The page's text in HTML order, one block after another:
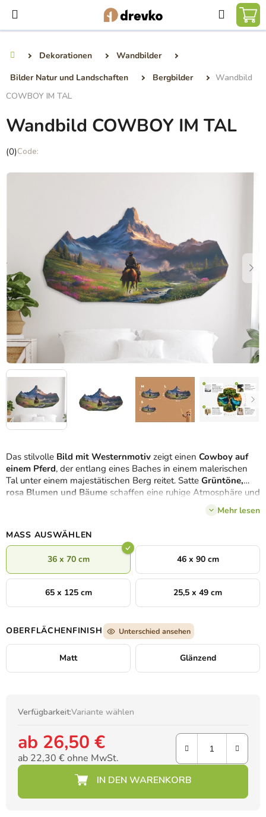
Inhalt
springen
Suchen
Dekorationen
Wandbilder
Bilder Natur und Landschaften
Bergbilder
Wandbild
COWBOY IM TAL
Das stilvolle Bild mit Westernmotiv zeigt einen Cowboy auf
einem Pferd, der entlang eines Baches in einem malerischen
Tal unter einem majestätischen Berg reitet. Satte Grüntöne,
rosa Blumen und Bäume schaffen eine ruhige Atmosphäre und
Hauch von Freiheit und wilder
Mehr lesen
MASS AUSWÄHLEN
36 x 70 cm 46 x 90 cm
65 x 125 cm 25,5 x 49 cm
OBERFLÄCHENFINISH Unterschied ansehen
Matt Glänzend
Verfügbarkeit:Variante wählen
ab 26,50 €
ab 22,30 €ohne MwSt.
Wandbild COWBOY IM TAL
Die
Produktbewertung
(0)